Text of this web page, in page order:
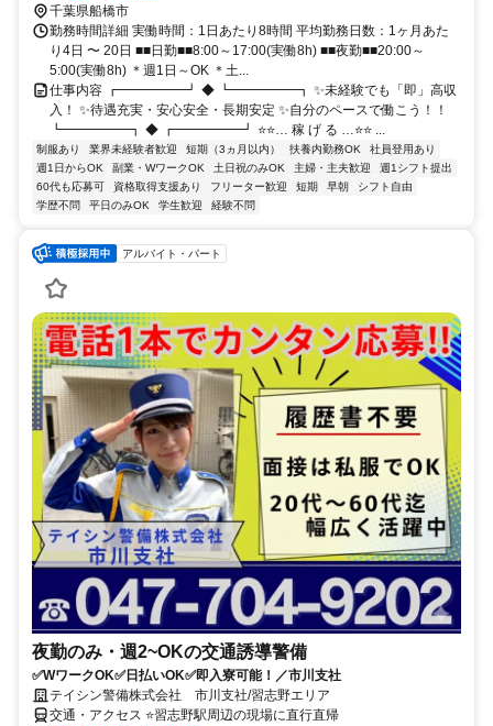
千葉県船橋市
勤務時間詳細 実働時間：1日あたり8時間 平均勤務日数：1ヶ月あた
り4日 〜 20日 ■■日勤■■8:00～17:00(実働8h) ■■夜勤■■20:00～
5:00(実働8h) ＊週1日～OK ＊土...
仕事内容 ┏━━━━━┛ ◆ ┗━━━━━┓ ✨未経験でも「即」高収
入！ ✨待遇充実・安心安全・長期安定 ✨自分のペースで働こう！！
┗━━━━━┓ ◆ ┏━━━━━┛ ⭐⭐… 稼 げ る …⭐⭐ ...
制服あり 業界未経験者歓迎 短期（3ヵ月以内） 扶養内勤務OK
社員登用あり
週1日からOK
副業・WワークOK 土日祝のみOK 主婦・主夫歓迎
週1シフト提出
60代も応募可
資格取得支援あり フリーター歓迎 短期 早朝
シフト自由
学歴不問
平日のみOK 学生歓迎 経験不問
アルバイト・パート
夜勤のみ・週2~OKの交通誘導警備
✅WワークOK✅日払いOK✅即入寮可能！／市川支社
テイシン警備株式会社 市川支社/習志野エリア
交通・アクセス ⭐習志野駅周辺の現場に直行直帰